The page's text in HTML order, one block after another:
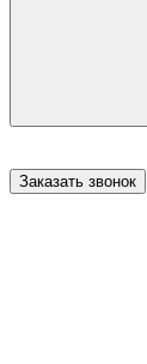
Заказать звонок